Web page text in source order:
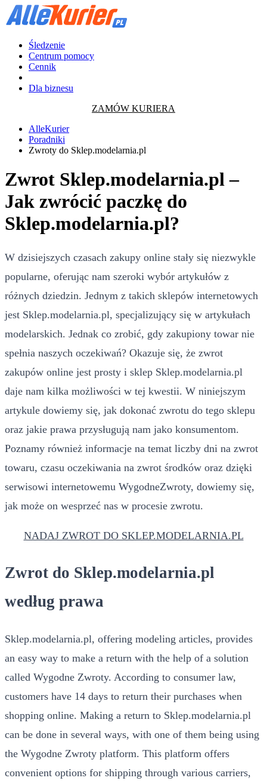
Śledzenie
Centrum pomocy
Cennik
Dla biznesu
ZAMÓW KURIERA
AlleKurier
Poradniki
Zwroty do Sklep.modelarnia.pl
Zwrot Sklep.modelarnia.pl –
Jak zwrócić paczkę do
Sklep.modelarnia.pl?
W dzisiejszych czasach zakupy online stały się niezwykle
popularne, oferując nam szeroki wybór artykułów z
różnych dziedzin. Jednym z takich sklepów internetowych
jest Sklep.modelarnia.pl, specjalizujący się w artykułach
modelarskich. Jednak co zrobić, gdy zakupiony towar nie
spełnia naszych oczekiwań? Okazuje się, że zwrot
zakupów online jest prosty i sklep Sklep.modelarnia.pl
daje nam kilka możliwości w tej kwestii. W niniejszym
artykule dowiemy się, jak dokonać zwrotu do tego sklepu
oraz jakie prawa przysługują nam jako konsumentom.
Poznamy również informacje na temat liczby dni na zwrot
towaru, czasu oczekiwania na zwrot środków oraz dzięki
serwisowi internetowemu WygodneZwroty, dowiemy się,
jak może on wesprzeć nas w procesie zwrotu.
NADAJ ZWROT DO SKLEP.MODELARNIA.PL
Zwrot do Sklep.modelarnia.pl
według prawa
Sklep.modelarnia.pl, offering modeling articles, provides
an easy way to make a return with the help of a solution
called Wygodne Zwroty. According to consumer law,
customers have 14 days to return their purchases when
shopping online. Making a return to Sklep.modelarnia.pl
can be done in several ways, with one of them being using
the Wygodne Zwroty platform. This platform offers
convenient options for shipping through various carriers,